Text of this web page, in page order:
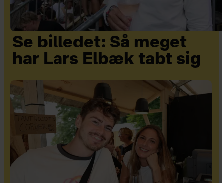
Se billedet: Så meget
har Lars Elbæk tabt sig